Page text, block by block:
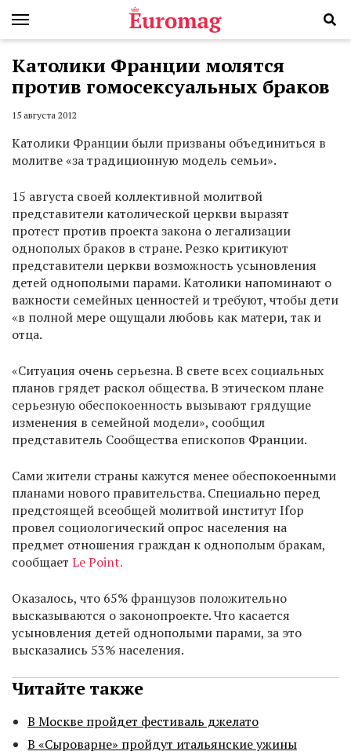
Католики Франции молятся
против гомосексуальных браков
15 августа 2012
Католики Франции были призваны объединиться в
молитве «за традиционную модель семьи».
15 августа своей коллективной молитвой
представители католической церкви выразят
протест против проекта закона о легализации
однополых браков в стране. Резко критикуют
представители церкви возможность усыновления
детей однополыми парами. Католики напоминают о
важности семейных ценностей и требуют, чтобы дети
«в полной мере ощущали любовь как матери, так и
отца.
«Ситуация очень серьезна. В свете всех социальных
планов грядет раскол общества. В этическом плане
серьезную обеспокоенность вызывают грядущие
изменения в семейной модели», сообщил
представитель Сообщества епископов Франции.
Сами жители страны кажутся менее обеспокоенными
планами нового правительства. Специально перед
предстоящей всеобщей молитвой институт Ifop
провел социологический опрос населения на
предмет отношения граждан к однополым бракам,
сообщает Le Point.
Оказалось, что 65% французов положительно
высказываются о законопроекте. Что касается
усыновления детей однополыми парами, за это
высказались 53% населения.
Читайте также
В Москве пройдет фестиваль джелато
В «Сыроварне» пройдут итальянские ужины